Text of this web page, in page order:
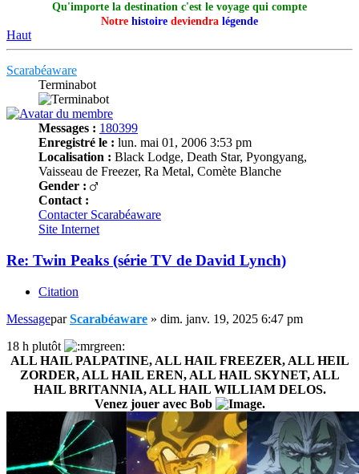
Qu'importe la destination c'est le voyage qui compte
Notre histoire deviendra légende
Haut
Scarabéaware
Terminabot
Messages : 180399
Enregistré le : lun. mai 01, 2006 3:53 pm
Localisation : Black Lodge, Death Star, Pyongyang,
Vaisseau de Freezer, Ra Metal, Comète Blanche
Gender :
Contact :
Contacter Scarabéaware
Site Internet
Re: Twin Peaks (série TV de David Lynch)
Citation
MessageparScarabéaware » dim. janv. 19, 2025 6:47 pm
18 h plutôt
ALL HAIL PALPATINE, ALL HAIL FREEZER, ALL HEIL
ZORDER, ALL HAIL EREN, ALL HAIL SKYNET, ALL
HAIL BRITANNIA, ALL HAIL WILLIAM DELOS.
Venez jouer avec Bob
.